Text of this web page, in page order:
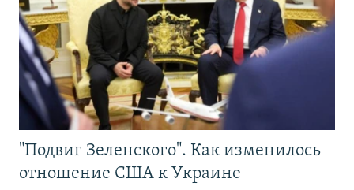
"Подвиг Зеленского". Как изменилось
отношение США к Украине